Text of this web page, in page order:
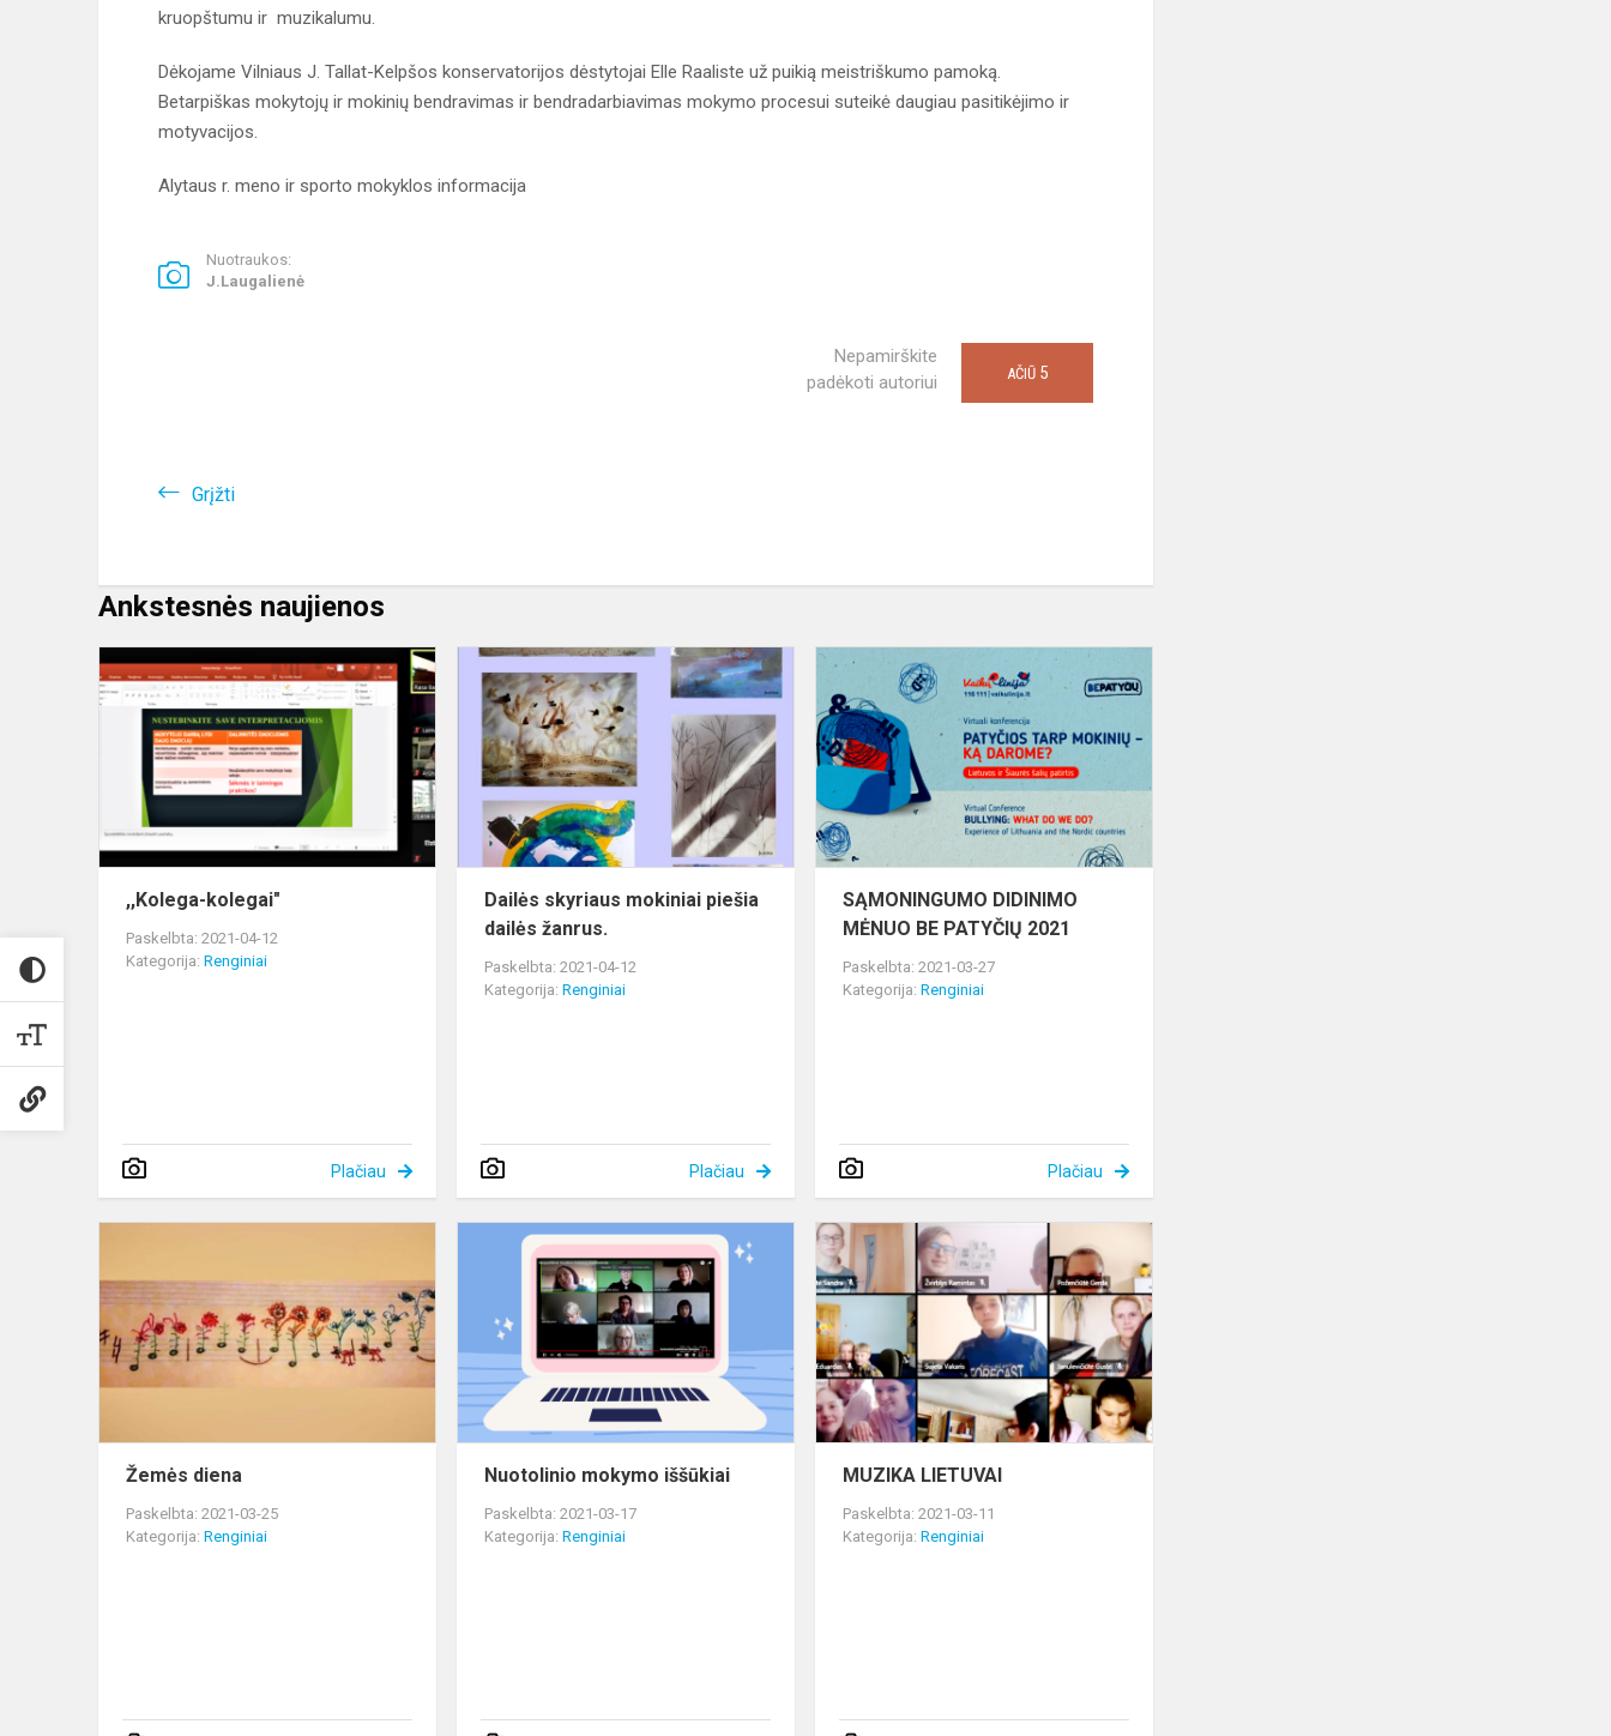
kruopštumu ir muzikalumu.
Dėkojame Vilniaus J. Tallat-Kelpšos konservatorijos dėstytojai Elle Raaliste už puikią meistriškumo pamoką.
Betarpiškas mokytojų ir mokinių bendravimas ir bendradarbiavimas mokymo procesui suteikė daugiau pasitikėjimo ir
motyvacijos.
Alytaus r. meno ir sporto mokyklos informacija
Nuotraukos:
J.Laugalienė
Nepamirškite
padėkoti autoriui
AČIŪ 5
Grįžti
Ankstesnės naujienos
,,Kolega-
kolegai"
,,Kolega-kolegai"
Paskelbta: 2021-04-12
Kategorija: Renginiai
Plačiau
Dailės
skyriaus
mokiniai
piešia
dailės
žanrus.
Dailės skyriaus mokiniai piešia
dailės žanrus.
Paskelbta: 2021-04-12
Kategorija:Renginiai
Plačiau
SĄMONINGUMO DIDINIMO
MĖNUO BE PATYČIŲ 2021
Paskelbta: 2021-03-27
Kategorija:Renginiai
Plačiau
Žemės diena
Paskelbta: 2021-03-25
Kategorija: Renginiai
Nuotolinio
mokymo
iššūkiai
Nuotolinio mokymo iššūkiai
Paskelbta: 2021-03-17
Kategorija:Renginiai
MUZIKA
LIETUVAI
MUZIKA LIETUVAI
Paskelbta: 2021-03-11
Kategorija:Renginiai